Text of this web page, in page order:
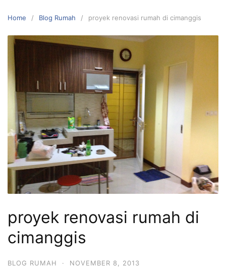
Home Blog Rumah proyek renovasi rumah di cimanggis
proyek renovasi rumah di
cimanggis
BLOG RUMAH · NOVEMBER 8, 2013